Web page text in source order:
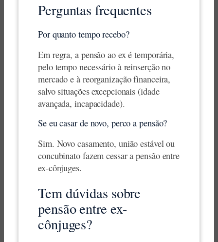
Perguntas frequentes
Por quanto tempo recebo?
Em regra, a pensão ao ex é temporária,
pelo tempo necessário à reinserção no
mercado e à reorganização financeira,
salvo situações excepcionais (idade
avançada, incapacidade).
Se eu casar de novo, perco a pensão?
Sim. Novo casamento, união estável ou
concubinato fazem cessar a pensão entre
ex-cônjuges.
Tem dúvidas sobre
pensão entre ex-
cônjuges?